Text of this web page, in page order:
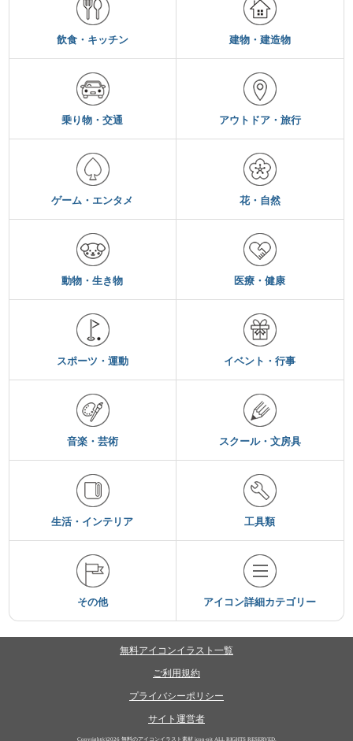
飲食・キッチン 建物・建造物
乗り物・交通 アウトドア・旅行
ゲーム・エンタメ 花・自然
動物・生き物 医療・健康
スポーツ・運動 イベント・行事
音楽・芸術 スクール・文房具
生活・インテリア 工具類
その他 アイコン詳細カテゴリー
無料アイコンイラスト一覧
ご利用規約
プライバシーポリシー
サイト運営者
Copyright(c)2026 無料のアイコンイラスト素材 icon-pitALL RIGHTS RESERVED.